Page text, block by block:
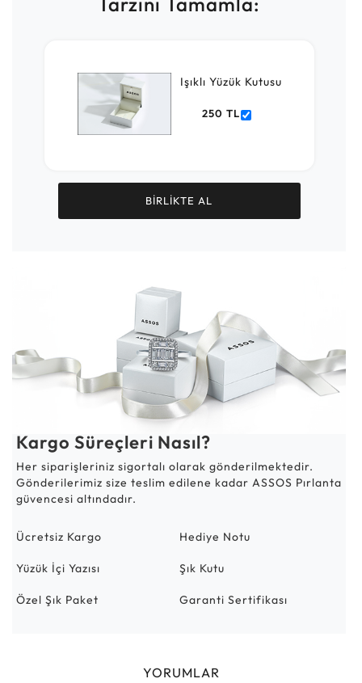
Işıklı Yüzük Kutusu
250 TL
BİRLİKTE AL
Kargo Süreçleri Nasıl?
Her siparişleriniz sigortalı olarak gönderilmektedir.
Gönderilerimiz size teslim edilene kadar ASSOS Pırlanta
güvencesi altındadır.
Ücretsiz Kargo Hediye Notu
Yüzük İçi Yazısı Şık Kutu
Özel Şık Paket Garanti Sertifikası
YORUMLAR